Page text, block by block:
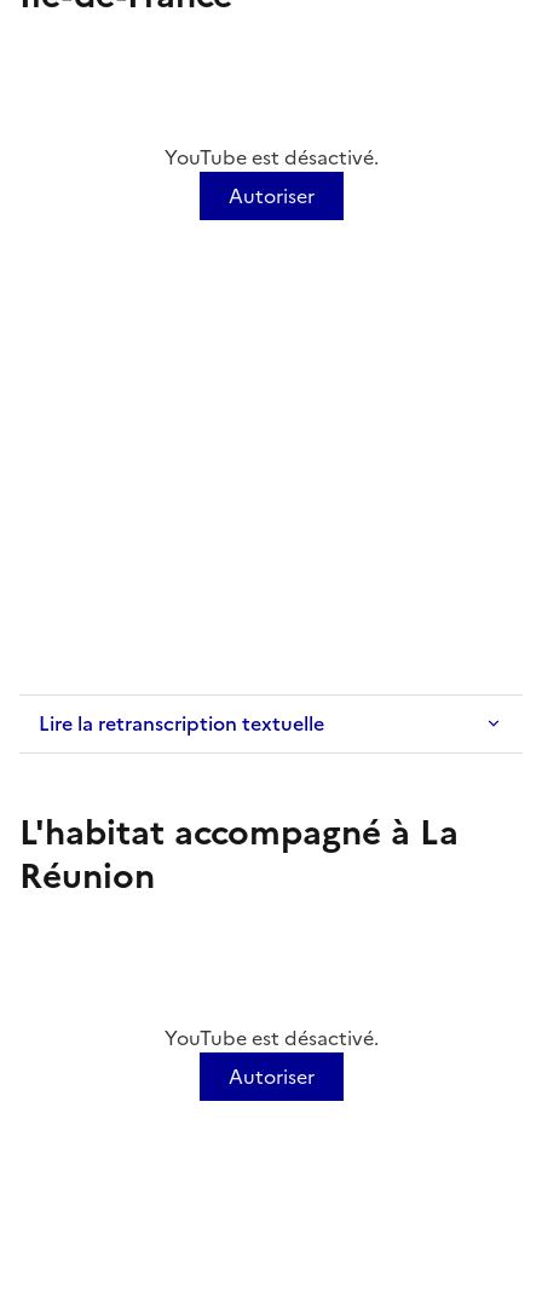
YouTube est désactivé.
Autoriser
Lire la retranscription textuelle
L'habitat accompagné à La
Réunion
YouTube est désactivé.
Autoriser